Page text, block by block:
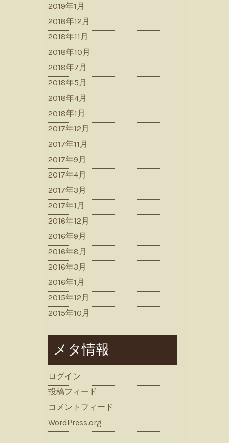
2019年1月
2018年12月
2018年11月
2018年10月
2018年7月
2018年5月
2018年4月
2018年1月
2017年12月
2017年11月
2017年9月
2017年4月
2017年3月
2017年1月
2016年12月
2016年9月
2016年8月
2016年3月
2016年1月
2015年12月
2015年10月
メタ情報
ログイン
投稿フィード
コメントフィード
WordPress.org